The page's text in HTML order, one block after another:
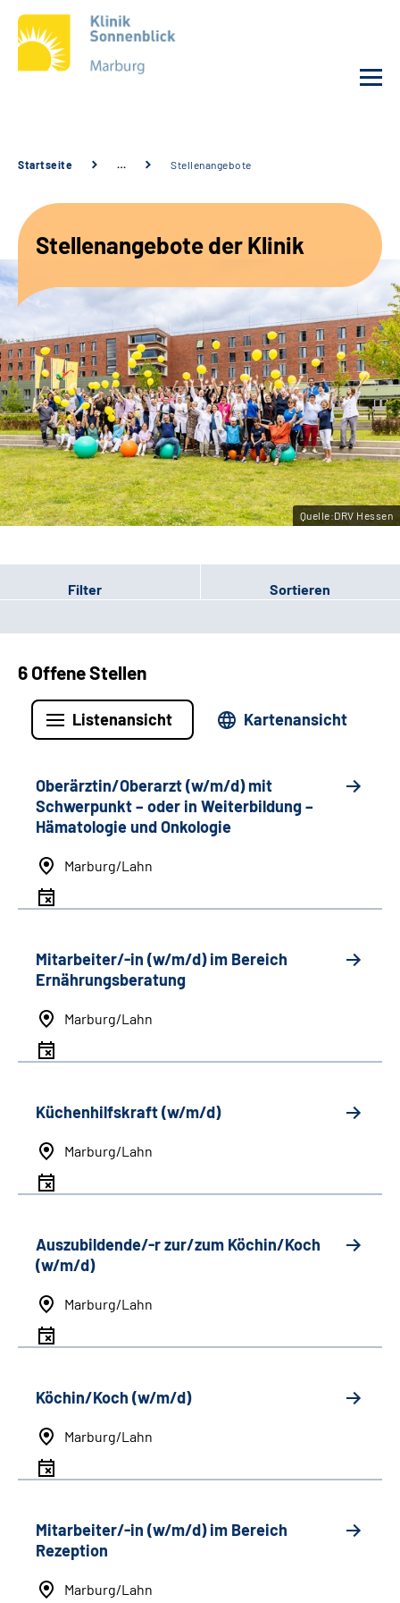
Service
Karriere
Sozialdienste & Zuweisende
Suche
Leichte Sprache
Gebärdensprache
Startseite … Stellenangebote
Stellenangebote der Klinik
Quelle:DRV Hessen
Filter Sortieren
6 Offene Stellen
Listenansicht Kartenansicht
Oberärztin/Oberarzt (w/m/d) mit
Schwerpunkt– oder in Weiterbildung–
Hämatologie und Onkologie
Marburg/Lahn
Mitarbeiter/-in (w/m/d) im Bereich
Ernährungsberatung
Marburg/Lahn
Küchenhilfskraft (w/m/d)
Marburg/Lahn
Auszubildende/-r zur/zum Köchin/Koch
(w/m/d)
Marburg/Lahn
Köchin/Koch (w/m/d)
Marburg/Lahn
Mitarbeiter/-in (w/m/d) im Bereich
Rezeption
Marburg/Lahn